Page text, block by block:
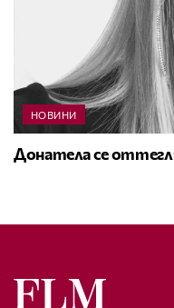
НОВИНИ
Донатела се